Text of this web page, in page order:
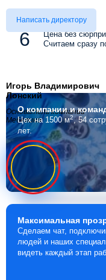
Цена без
Считаем сразу
Написать директору
Игорь Владимирович
Лонский
Основатель компании
Мебелино
О компаниии
Цех на 1500 м2, 54
лет.
Максимальная
Сделаем чат,
людей и наших
видеть каждый этап